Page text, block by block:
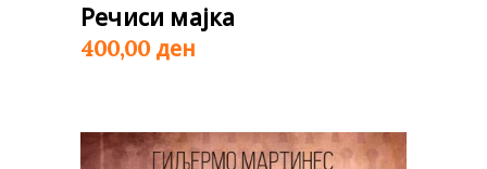
Речиси мајка
400,00 ден